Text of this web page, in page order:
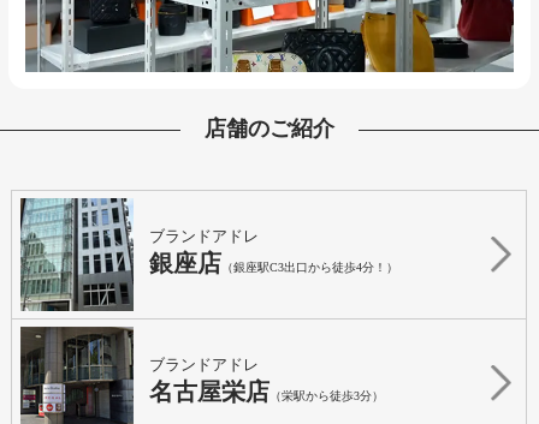
店舗のご紹介
ブランドアドレ
銀座店 （銀座駅C3出口から徒歩4分！）
ブランドアドレ
名古屋栄店 （栄駅から徒歩3分）